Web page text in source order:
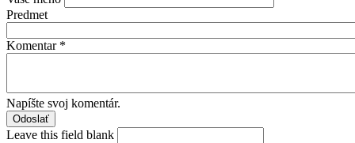
Predmet
Komentar *
Napíšte svoj komentár.
Leave this field blank